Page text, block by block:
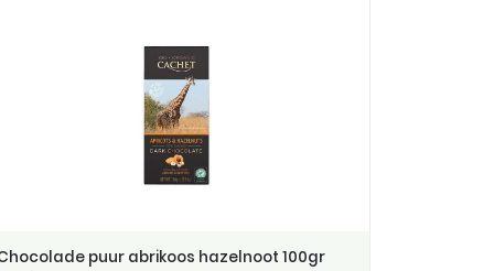
puur abrikoos hazelnoot 100gr